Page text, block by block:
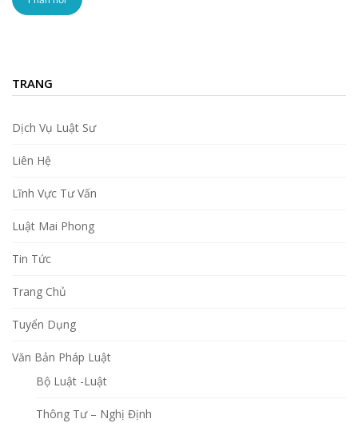
TRANG
Dịch Vụ Luật Sư
Liên Hệ
Lĩnh Vực Tư Vấn
Luật Mai Phong
Tin Tức
Trang Chủ
Tuyển Dụng
Văn Bản Pháp Luật
Bộ Luật -Luật
Thông Tư – Nghị Định